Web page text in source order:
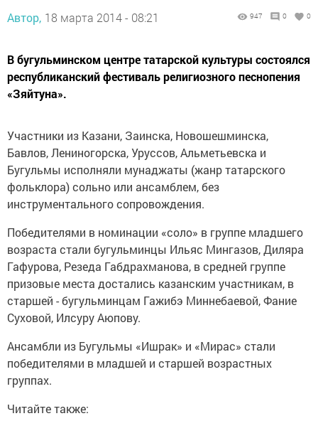
Автор, 18 марта 2014 - 08:21 947 0 0
В бугульминском центре татарской культуры состоялся
республиканский фестиваль религиозного песнопения
«Зяйтуна».
Участники из Казани, Заинска, Новошешминска,
Бавлов, Лениногорска, Уруссов, Альметьевска и
Бугульмы исполняли мунаджаты (жанр татарского
фольклора) сольно или ансамблем, без
инструментального сопровождения.
Победителями в номинации «соло» в группе младшего
возраста стали бугульминцы Ильяс Мингазов, Диляра
Гафурова, Резеда Габдрахманова, в средней группе
призовые места достались казанским участникам, в
старшей - бугульминцам Гажибэ Миннебаевой, Фание
Суховой, Илсуру Аюпову.
Ансамбли из Бугульмы «Ишрак» и «Мирас» стали
победителями в младшей и старшей возрастных
группах.
Читайте также: